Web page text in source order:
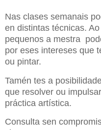
Nas clases semanais
en distintas técnicas.
pequenos a mestra
por eses intereses que
ou pintar.
Tamén tes a
que resolver ou
práctica artística.
Consulta sen